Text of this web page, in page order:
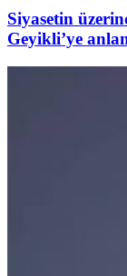
Siyasetin
Geyikli’ye